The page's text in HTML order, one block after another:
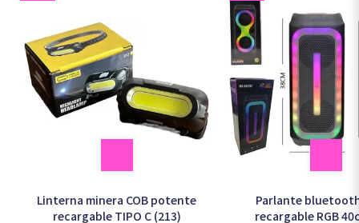
Linterna minera COB potente
recargable TIPO C (213)
Parlante
recargable RGB